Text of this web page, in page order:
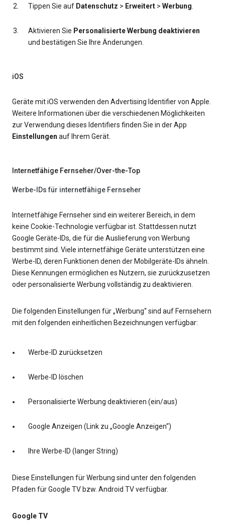
Tippen Sie auf Datenschutz > Erweitert > Werbung.
Aktivieren Sie Personalisierte Werbung deaktivieren
und bestätigen Sie Ihre Änderungen.
iOS
Geräte mit iOS verwenden den Advertising Identifier von Apple.
Weitere Informationen über die verschiedenen Möglichkeiten
zur Verwendung dieses Identifiers finden Sie in der App
Einstellungen auf Ihrem Gerät.
Internetfähige Fernseher/Over-the-Top
Werbe-IDs für internetfähige Fernseher
Internetfähige Fernseher sind ein weiterer Bereich, in dem
keine Cookie-Technologie verfügbar ist. Stattdessen nutzt
Google Geräte-IDs, die für die Auslieferung von Werbung
bestimmt sind. Viele internetfähige Geräte unterstützen eine
Werbe-ID, deren Funktionen denen der Mobilgeräte-IDs ähneln.
Diese Kennungen ermöglichen es Nutzern, sie zurückzusetzen
oder personalisierte Werbung vollständig zu deaktivieren.
Die folgenden Einstellungen für „Werbung“ sind auf Fernsehern
mit den folgenden einheitlichen Bezeichnungen verfügbar:
Werbe-ID zurücksetzen
Werbe-ID löschen
Personalisierte Werbung deaktivieren (ein/aus)
Google Anzeigen (Link zu „Google Anzeigen“)
Ihre Werbe-ID (langer String)
Diese Einstellungen für Werbung sind unter den folgenden
Pfaden für Google TV bzw. Android TV verfügbar.
Google TV